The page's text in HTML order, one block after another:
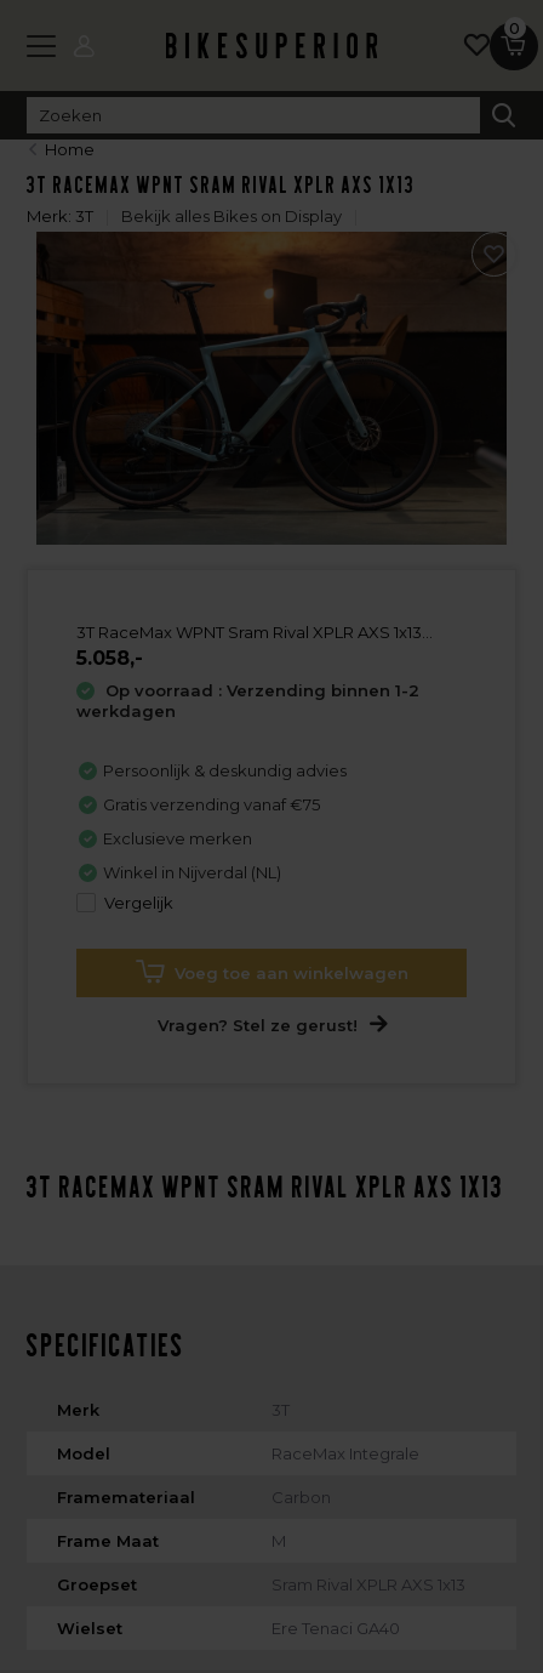
0
Home
3T RaceMax WPNT Sram Rival XPLR AXS 1x13
Merk: 3T Bekijk alles Bikes on Display
3T RaceMax WPNT Sram Rival XPLR AXS 1x13...
5.058,-
Op voorraad : Verzending binnen 1-2
werkdagen
Persoonlijk & deskundig advies
Gratis verzending vanaf €75
Exclusieve merken
Winkel in Nijverdal (NL)
Vergelijk
Voeg toe aan winkelwagen
Vragen? Stel ze gerust!
3T RaceMax WPNT Sram Rival XPLR AXS 1x13
Specificaties
Merk 3T
Model RaceMax Integrale
Framemateriaal Carbon
Frame Maat M
Groepset Sram Rival XPLR AXS 1x13
Wielset Ere Tenaci GA40